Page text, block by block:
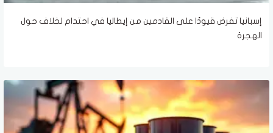
إسبانيا تفرض قيودًا على القادمين من إيطاليا في احتدام لخلاف حول
الهجرة